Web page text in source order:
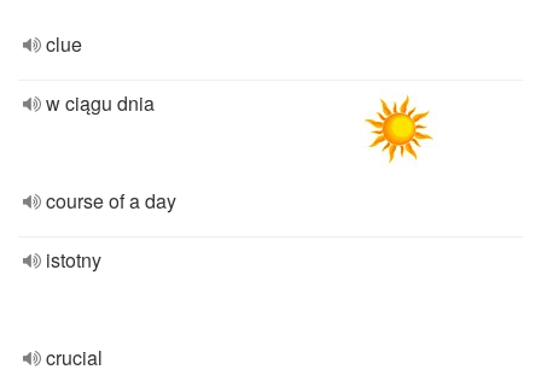
clue
w ciągu dnia
course of a day
istotny
crucial